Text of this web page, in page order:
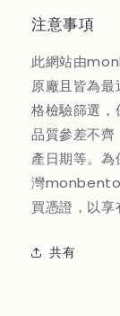
注意事項
此網站由
原廠且皆為
格檢驗篩選，
品質參差不齊
產日期等。
灣monbento
買憑證，以享
共有